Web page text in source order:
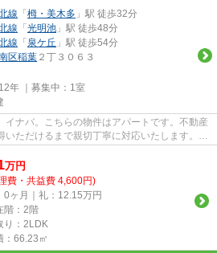
線 「 栂・美木多 」駅 徒歩32分
線 「 光明池 」駅 徒歩48分
線 「 泉ケ丘 」駅 徒歩54分
区稲葉 ２丁３０６３
年 ｜募集中： 1室
ナバ。こちらの物件はアパートです。不動産
いただけるまで親切丁寧に対応いたします。ど
万円
費・共益費 4,600円)
0ヶ月｜礼：12.15万円
階：2階
り：2LDK
：66.23㎡